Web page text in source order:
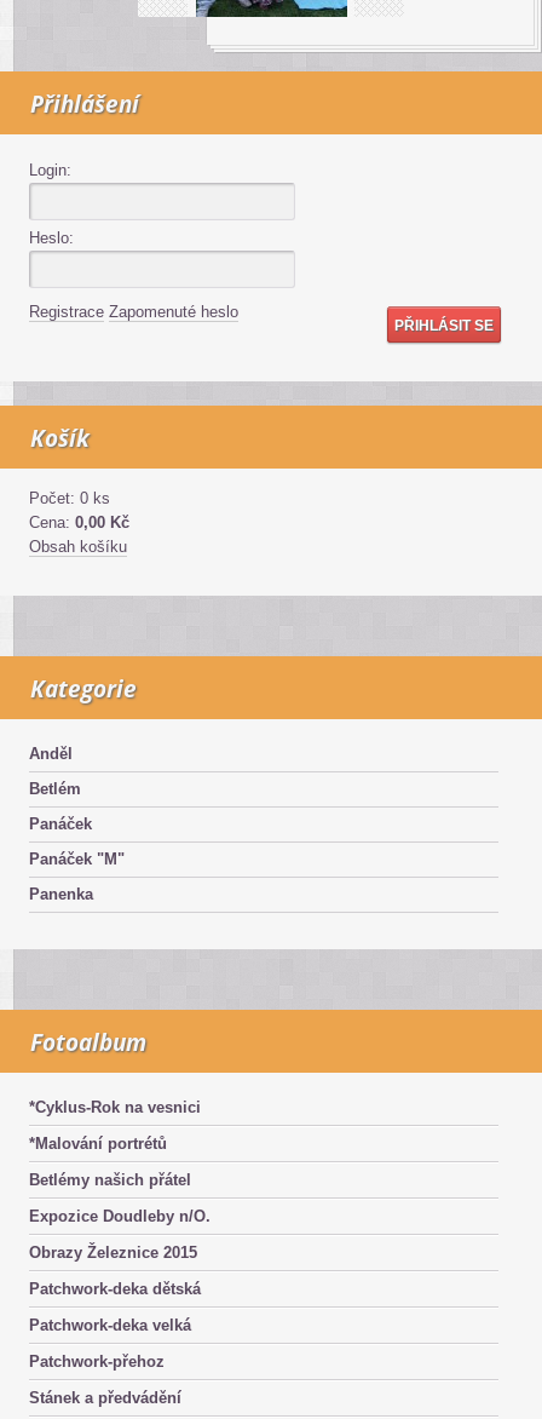
Přihlášení
Login:
Heslo:
Registrace Zapomenuté heslo
Košík
Počet: 0 ks
Cena: 0,00 Kč
Obsah košíku
Kategorie
Anděl
Betlém
Panáček
Panáček "M"
Panenka
Fotoalbum
*Cyklus-Rok na vesnici
*Malování portrétů
Betlémy našich přátel
Expozice Doudleby n/O.
Obrazy Železnice 2015
Patchwork-deka dětská
Patchwork-deka velká
Patchwork-přehoz
Stánek a předvádění